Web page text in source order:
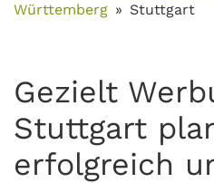
Württemberg
Stuttgart
Gezielt
Stuttgart
erfolgreich